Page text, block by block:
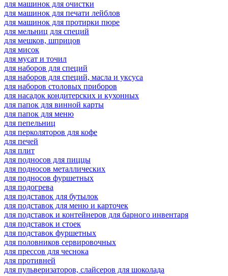
для машинок для очистки
для машинок для печати лейблов
для машинок для протирки пюре
для мельниц для специй
для мешков, шприцов
для мисок
для мусат и точил
для наборов для специй
для наборов для специй, масла и уксуса
для наборов столовых приборов
для насадок кондитерских и кухонных
для папок для винной карты
для папок для меню
для пепельниц
для перколяторов для кофе
для печей
для плит
для подносов для пиццы
для подносов металлических
для подносов фуршетных
для подогрева
для подставок для бутылок
для подставок для меню и карточек
для подставок и контейнеров для барного инвентаря
для подставок и стоек
для подставок фуршетных
для половников сервировочных
для прессов для чеснока
для противней
для пульверизаторов, слайсеров для шоколада